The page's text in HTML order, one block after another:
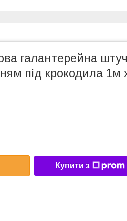
галантерейна
під крокодила 1м
Купити з